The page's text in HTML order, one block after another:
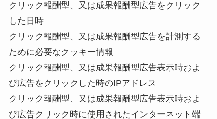
クリック報酬型、又は成果報酬型広告をクリック
した日時
クリック報酬型、又は成果報酬型広告を計測する
ために必要なクッキー情報
クリック報酬型、又は成果報酬型広告表示時およ
び広告をクリックした時のIPアドレス
クリック報酬型、又は成果報酬型広告表示時およ
び広告クリック時に使用されたインターネット端